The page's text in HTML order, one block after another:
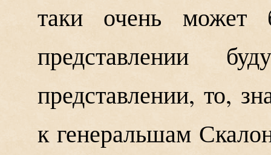
таки очень
представлении
представлении, то,
к генеральшам